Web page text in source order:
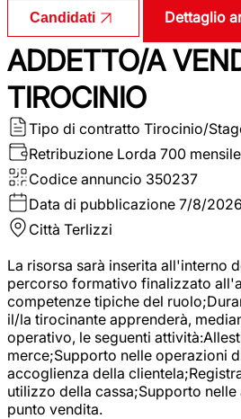
Candidati Dettaglio
ADDETTO/A
TIROCINIO
Tipo di contratto Tirocinio/
Retribuzione Lorda 700 mensile
Codice annuncio 350237
Data di pubblicazione 7/8/2026
Città Terlizzi
La risorsa sarà inserita all'interno
percorso formativo finalizzato
competenze tipiche del
il/la tirocinante apprenderà,
operativo, le seguenti
merce;Supporto nelle operazioni
accoglienza della
utilizzo della cassa;Supporto
punto vendita.